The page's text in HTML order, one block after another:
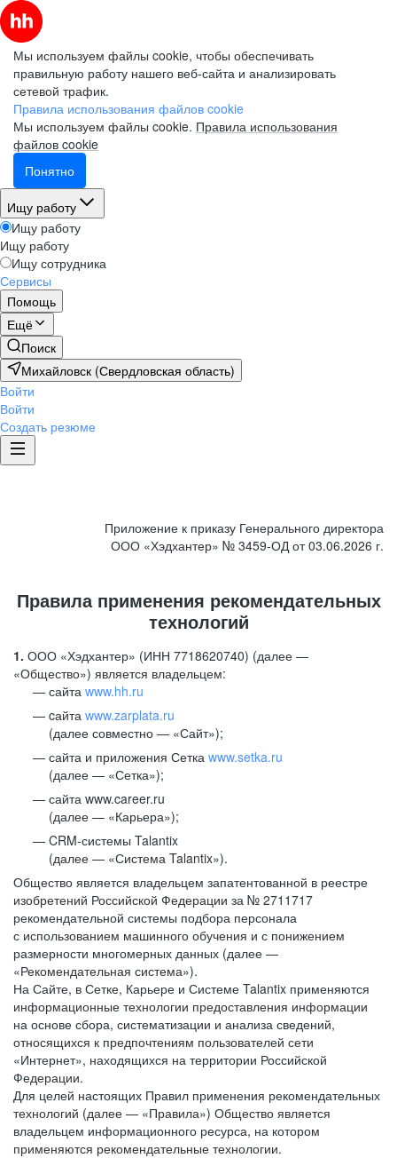
Мы используем файлы cookie, чтобы обеспечивать
правильную работу нашего веб-сайта и анализировать
сетевой трафик.
Правила использования файлов cookie
Мы используем файлы cookie. Правила использования
файлов cookie
Понятно
Ищу работу
Ищу работу
Ищу работу
Ищу сотрудника
Сервисы
Помощь
Ещё
Поиск
Михайловск (Свердловская область)
Войти
Войти
Создать резюме
Приложение к приказу Генерального директора
ООО «Хэдхантер» № 3459-ОД от 03.06.2026 г.
Правила применения рекомендательных
технологий
1. ООО «Хэдхантер» (ИНН 7718620740) (далее —
«Общество») является владельцем:
сайта www.hh.ru
cайта www.zarplata.ru
(далее совместно — «Сайт»);
сайта и приложения Сетка www.setka.ru
(далее — «Сетка»);
сайта www.career.ru
(далее — «Карьера»);
CRM-системы Talantix
(далее — «Система Talantix»).
Общество является владельцем запатентованной в реестре
изобретений Российской Федерации за № 2711717
рекомендательной системы подбора персонала
с использованием машинного обучения и с понижением
размерности многомерных данных (далее —
«Рекомендательная система»).
На Сайте, в Сетке, Карьере и Системе Talantix применяются
информационные технологии предоставления информации
на основе сбора, систематизации и анализа сведений,
относящихся к предпочтениям пользователей сети
«Интернет», находящихся на территории Российской
Федерации.
Для целей настоящих Правил применения рекомендательных
технологий (далее — «Правила») Общество является
владельцем информационного ресурса, на котором
применяются рекомендательные технологии.